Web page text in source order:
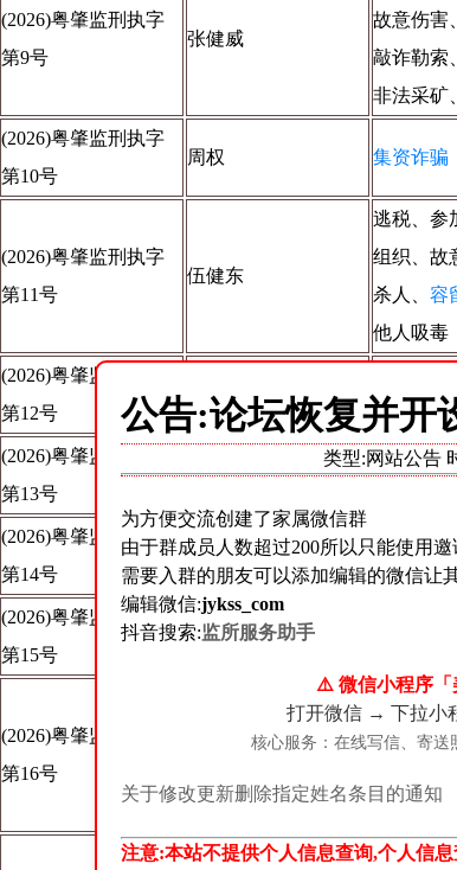
(2026)粤肇监刑执字
第9号
张健威
故意伤害
敲诈勒索
非法采矿
(2026)粤肇监刑执字
第10号
周权 集资诈骗
(2026)粤肇监刑执字
第11号
伍健东
逃税、参
组织、故
杀人、 容
他人吸毒
(2026)粤肇监刑执字
第12号
杨振坤
故意伤害
(2026)粤肇监刑执字
第13号
姜宏生 集资诈骗
(2026)粤肇监刑执字
第14号
陈伯传
参加黑社
串通投标
(2026)粤肇监刑执字
第15号
唐云华
(2026)粤肇监刑执字
第16号
参加黑社
聚众斗殴
参加黑社
公告:论坛恢复并开
类型:网站公告
为方便交流创建了家属微信群
由于群成员人数超过200所以只能使用邀
需要入群的朋友可以添加编辑的微信让
编辑微信:jykss_com
抖音搜索:监所服务助手
⚠️ 微信小程序「
打开微信 → 下拉小
核心服务：在线写信、寄
关于修改更新删除指定姓名条目的通知
注意:本站不提供个人信息查询,个人信息